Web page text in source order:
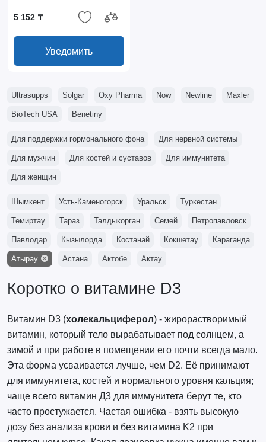
5 152 ₸
Уведомить
Ultrasupps Solgar Oxy Pharma Now Newline Maxler
BioTech USA Benetiny
Для поддержки гормонального фона Для нервной системы
Для мужчин Для костей и суставов Для иммунитета
Для женщин
Шымкент Усть-Каменогорск Уральск Туркестан
Темиртау Тараз Талдыкорган Семей Петропавловск
Павлодар Кызылорда Костанай Кокшетау Караганда
Атырау Астана Актобе Актау
Коротко о витамине D3
Витамин D3 (холекальциферол) - жирорастворимый
витамин, который тело вырабатывает под солнцем, а
зимой и при работе в помещении его почти всегда мало.
Эта форма усваивается лучше, чем D2. Её принимают
для иммунитета, костей и нормального уровня кальция;
чаще всего витамин Д3 для иммунитета берут те, кто
часто простужается. Частая ошибка - взять высокую
дозу без анализа крови и без витамина K2 при